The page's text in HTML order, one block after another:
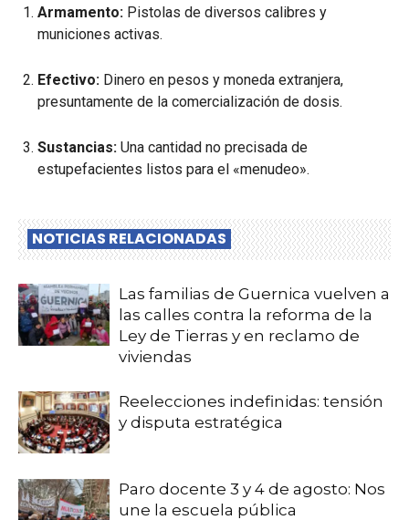
Armamento: Pistolas de diversos calibres y
municiones activas.
Efectivo: Dinero en pesos y moneda extranjera,
presuntamente de la comercialización de dosis.
Sustancias: Una cantidad no precisada de
estupefacientes listos para el «menudeo».
NOTICIAS RELACIONADAS
Las familias de Guernica vuelven a
las calles contra la reforma de la
Ley de Tierras y en reclamo de
viviendas
Reelecciones indefinidas: tensión
y disputa estratégica
Paro docente 3 y 4 de agosto: Nos
une la escuela pública